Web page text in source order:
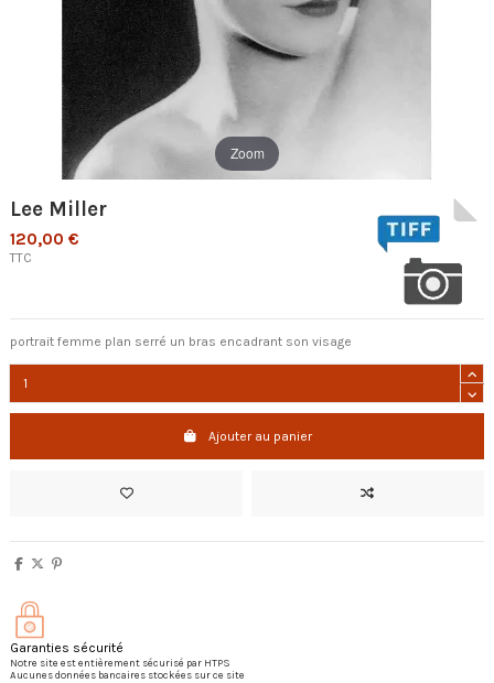
Zoom
Lee Miller
120,00 €
TTC
portrait femme plan serré un bras encadrant son visage
Ajouter au panier
Garanties sécurité
Notre site est entièrement sécurisé par HTPS
Aucunes données bancaires stockées sur ce site